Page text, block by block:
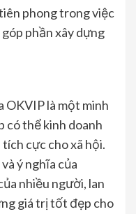
phong trong việc
phần xây dựng
OKVIP là một minh
có thể kinh doanh
cực cho xã hội.
ý nghĩa của
nhiều người, lan
giá trị tốt đẹp cho